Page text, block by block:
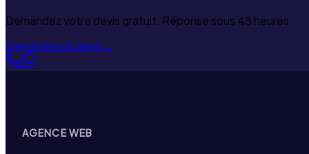
Demandez votre devis gratuit. Réponse sous 48 heures.
Demander un devis→
AGENCE WEB